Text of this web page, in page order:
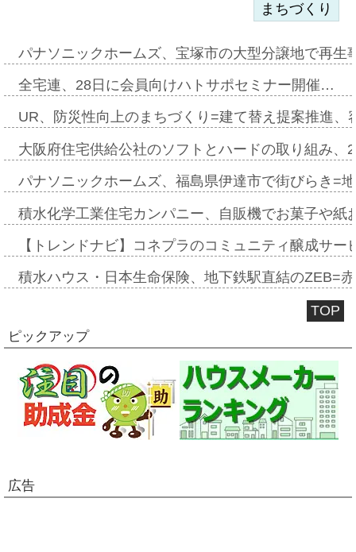
まちづくり
パナソニックホームズ、宝塚市の大型分譲地で再
全宅連、28日に会員向けハトサポセミナー開催…
UR、防災性向上のまちづくり=建て替え提案推進
大阪府住宅供給公社のソフトとハードの取り組み
パナソニックホームズ、福島県伊達市で街びらき=
積水化学工業住宅カンパニー、自販機でお菓子や
【トレンドナビ】コネプラのコミュニティ醸成サ
積水ハウス・日本生命保険、地下鉄駅直結のZEB=
TOP
ピックアップ
広告